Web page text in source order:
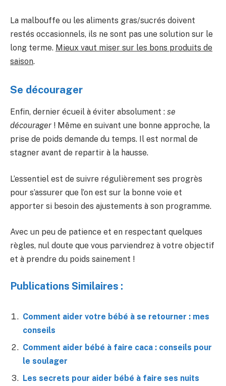
La malbouffe ou les aliments gras/sucrés doivent
restés occasionnels, ils ne sont pas une solution sur le
long terme. Mieux vaut miser sur les bons produits de
saison.
Se décourager
Enfin, dernier écueil à éviter absolument : se
décourager ! Même en suivant une bonne approche, la
prise de poids demande du temps. Il est normal de
stagner avant de repartir à la hausse.
L’essentiel est de suivre régulièrement ses progrès
pour s’assurer que l’on est sur la bonne voie et
apporter si besoin des ajustements à son programme.
Avec un peu de patience et en respectant quelques
règles, nul doute que vous parviendrez à votre objectif
et à prendre du poids sainement !
Publications Similaires :
Comment aider votre bébé à se retourner : mes
conseils
Comment aider bébé à faire caca : conseils pour
le soulager
Les secrets pour aider bébé à faire ses nuits